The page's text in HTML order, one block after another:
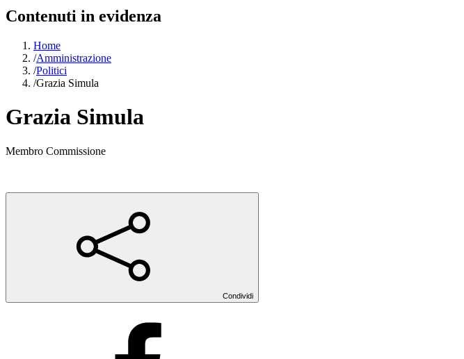
Contenuti in evidenza
Home
/Amministrazione
/Politici
/Grazia Simula
Grazia Simula
Membro Commissione
Condividi